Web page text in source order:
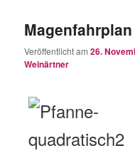
Veröffentlicht am26.
Weinärtner